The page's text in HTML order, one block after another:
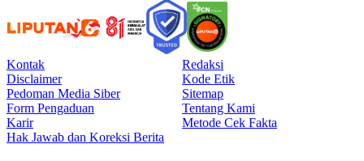
Kontak
Redaksi
Disclaimer
Kode Etik
Pedoman Media Siber
Sitemap
Form Pengaduan
Tentang Kami
Karir
Metode Cek Fakta
Hak Jawab dan Koreksi Berita